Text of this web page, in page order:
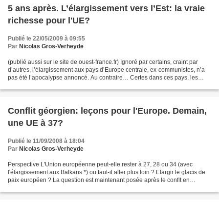
5 ans après. L’élargissement vers l’Est: la vraie
richesse pour l'UE?
Publié le 22/05/2009 à 09:55
Par Nicolas Gros-Verheyde
(publié aussi sur le site de ouest-france.fr) Ignoré par certains, craint par
d’autres, l’élargissement aux pays d’Europe centrale, ex-communistes, n’a
pas été l’apocalypse annoncé. Au contraire… Certes dans ces pays, les
Conflit géorgien: leçons pour l'Europe. Demain,
une UE à 37?
Publié le 11/09/2008 à 18:04
Par Nicolas Gros-Verheyde
Perspective L'Union européenne peut-elle rester à 27, 28 ou 34 (avec
l'élargissement aux Balkans *) ou faut-il aller plus loin ? Elargir le glacis de
paix européen ? La question est maintenant posée après le conflt en